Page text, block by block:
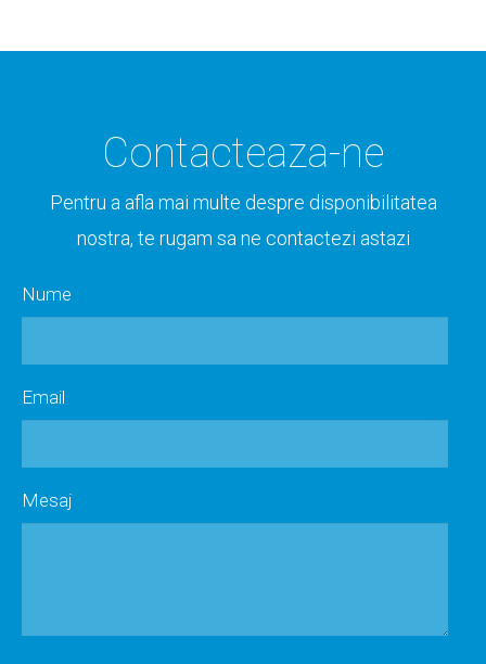
Contacteaza-ne
Pentru a afla mai multe despre disponibilitatea
nostra, te rugam sa ne contactezi astazi
Nume
Email
Mesaj